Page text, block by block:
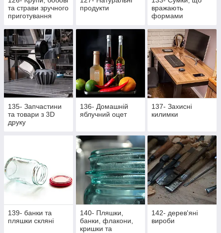
та страви зручного
приготування
продукти
вражають
формами
135- Запчастини
та товари з 3D
друку
136- Домашній
яблучний оцет
137- Захисні
килимки
139- банки та
пляшки скляні
140- Пляшки,
банки, флакони,
кришки та
142- дерев'яні
вироби